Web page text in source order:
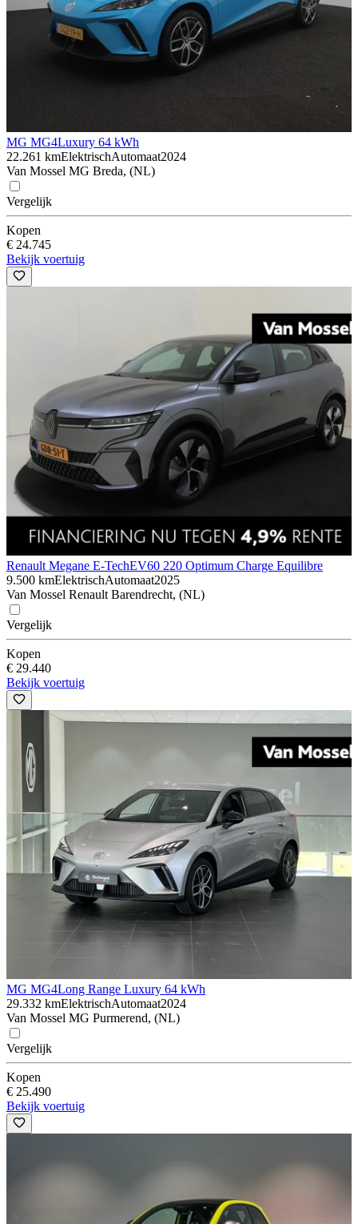
MG MG4Luxury 64 kWh
22.261 kmElektrischAutomaat2024
Van Mossel MG Breda, (NL)
Vergelijk
Kopen
€ 24.745
Bekijk voertuig
Renault Megane E-TechEV60 220 Optimum Charge Equilibre
9.500 kmElektrischAutomaat2025
Van Mossel Renault Barendrecht, (NL)
Vergelijk
Kopen
€ 29.440
Bekijk voertuig
MG MG4Long Range Luxury 64 kWh
29.332 kmElektrischAutomaat2024
Van Mossel MG Purmerend, (NL)
Vergelijk
Kopen
€ 25.490
Bekijk voertuig